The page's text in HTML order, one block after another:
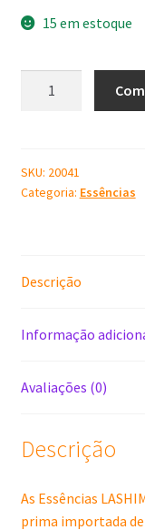
15 em estoque
quantidade
SKU: 20041
Categoria: Essências
Descrição
Informação
Avaliações (0)
Descrição
As Essências
prima importada